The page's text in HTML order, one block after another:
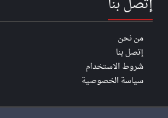
من نحن
إتصل بنا
شروط الاستخدام
سياسة الخصوصية